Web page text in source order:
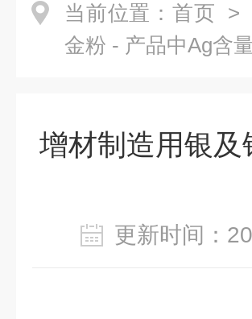
当前位置： 首页 >
金粉 - 产品中Ag含
增材制造用银
更新时间